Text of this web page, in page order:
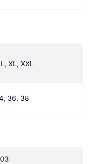
XL, XXL
36, 38